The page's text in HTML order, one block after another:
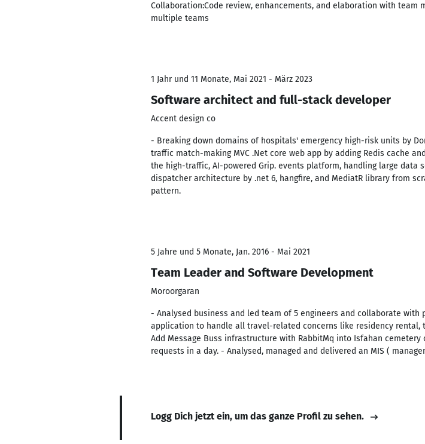
Collaboration:Code review, enhancements, and elaboration with
multiple teams
1 Jahr und 11 Monate, Mai 2021 - März 2023
Software architect and full-stack developer
Accent design co
- Breaking down domains of hospitals' emergency high-risk units by
traffic match-making MVC .Net core web app by adding Redis cache
the high-traffic, AI-powered Grip. events platform, handling large data
dispatcher architecture by .net 6, hangfire, and MediatR library from
pattern.
5 Jahre und 5 Monate, Jan. 2016 - Mai 2021
Team Leader and Software Development
Moroorgaran
- Analysed business and led team of 5 engineers and collaborate with
application to handle all travel-related concerns like residency rental,
Add Message Buss infrastructure with RabbitMq into Isfahan
requests in a day. - Analysed, managed and delivered an MIS (
Logg Dich jetzt ein, um das ganze Profil zu sehen.